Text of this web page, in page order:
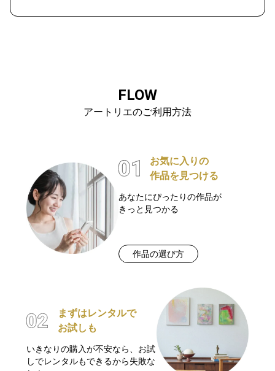
FLOW
アートリエのご利用方法
お気に入りの
作品を見つける
あなたにぴったりの作品が
きっと見つかる
作品の選び方
まずはレンタルで
お試しも
いきなりの購入が不安なら、お試
しでレンタルもできるから失敗な